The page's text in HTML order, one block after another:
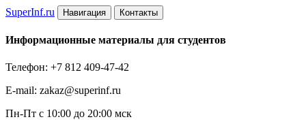
SuperInf.ru Навигация Контакты
Информационные материалы для студентов
Телефон: +7 812 409-47-42
E-mail: zakaz@superinf.ru
Пн-Пт с 10:00 до 20:00 мск